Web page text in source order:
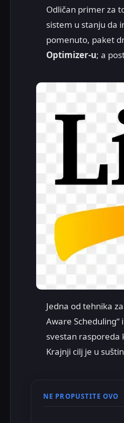
Odličan primer za
sistem u stanju da
pomenuto, paket
Optimizer-u; a
Jedna od tehnika
Aware
svestan
Krajnji cilj je u
NE PROPUSTITE OVO